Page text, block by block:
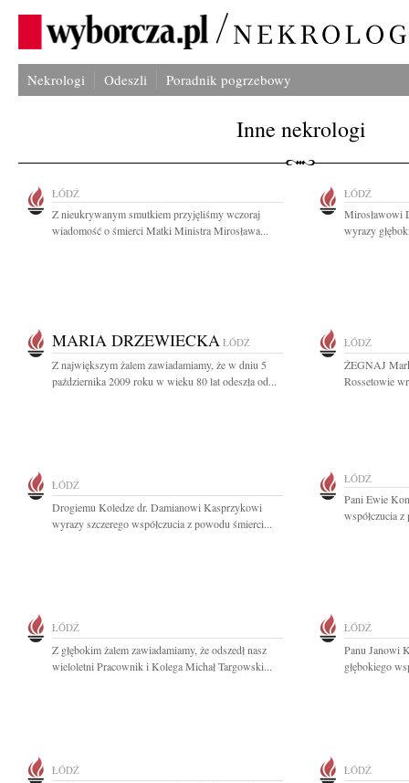
Nekrologi Odeszli Poradnik pogrzebowy
Inne nekrologi
ŁÓDŹ
Z nieukrywanym smutkiem przyjęliśmy wczoraj
wiadomość o śmierci Matki Ministra Mirosława...
ŁÓDŹ
Mirosławowi
wyrazy
MARIA DRZEWIECKA ŁÓDŹ
Z największym żalem zawiadamiamy, że w dniu 5
października 2009 roku w wieku 80 lat odeszła od...
ŁÓDŹ
ŻEGNAJ
Rossetowie
ŁÓDŹ
Drogiemu Koledze dr. Damianowi Kasprzykowi
wyrazy szczerego współczucia z powodu śmierci...
ŁÓDŹ
Pani Ewie
współczucia
ŁÓDŹ
Z głębokim żalem zawiadamiamy, że odszedł nasz
wieloletni Pracownik i Kolega Michał Targowski...
ŁÓDŹ
Panu Janowi
głębokiego
ŁÓDŹ ŁÓDŹ